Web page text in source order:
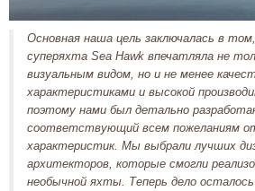
Основная наша цель заключалась в
суперяхта Sea Hawk впечатляла не
визуальным видом, но и не менее
характеристиками и высокой
поэтому нами был детально
соответствующий всем пожеланиям
характеристик. Мы выбрали лучших
архитекторов, которые смогли
необычной яхты. Теперь дело